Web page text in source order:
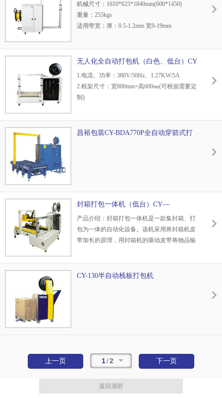
弓架内框距地面：255mm
捆扎形式：手动、脚踏开关、平行1-2道可选择
或自动光电控制1-4道可选择。
机械尺寸：1610*625*1840mm(600*1450)
重量：255kgs
适用带宽：厚：0.5-1.2mm 宽9-19mm
弓架尺寸：800*1250mm（可按客户要求订
做）
弓架内框距地面：255mm
捆扎形式：手动、脚踏开关、平行1-2道可选择
或自动光电控制1-4道可选择。
无人化全自动打包机（白色、低台）CY
—BH20A
1.电流、功率：380V/50Hz、1.27KW/5A
2.框架尺寸：宽800mm×高600㎜(可根据需要定
制)
4.打包速度：≤2.5秒/道 捆紧力：0-90kg（可
调）
粘接位置偏差≤2mm
9.产品尺寸：L（200- ∞）W(≤750)H(≤500) mm
昌裕包装CY-BDA770P全自动穿箭式打
封箱打包一体机（低台）CY—
BL20A+CY—FJ—DF
产品介绍：封箱打包一体机是一款集封箱、打
包为一体的自动化设备。该机采用将封箱机皮
带加长的原理，用封箱机的驱动皮带将物品输
制。既解决了客户封箱打包整体作业的需求，
同时大大为客户节省了生产成本，是一款经济
CY-130半自动栈板打包机
上一页 1/2 下一页
返回顶部